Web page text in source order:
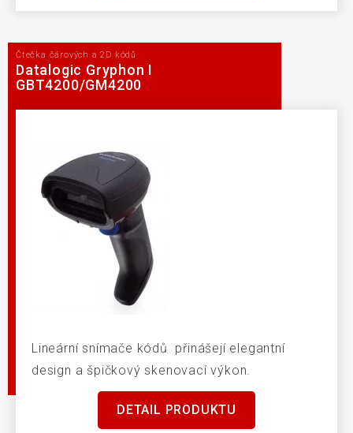
Čtečka čárových a 2D kódů
Datalogic Gryphon I
GBT4200/GM4200
Lineární snímače kódů přinášejí elegantní
design a špičkový skenovací výkon.
DETAIL PRODUKTU